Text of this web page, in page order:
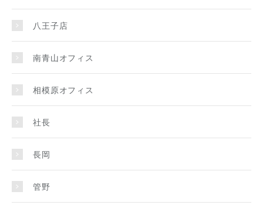
八王子店
南青山オフィス
相模原オフィス
社長
長岡
管野